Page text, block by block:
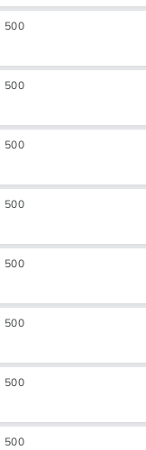
500
500
500
500
500
500
500
500